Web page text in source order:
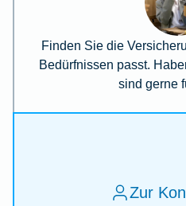
Finden Sie die
Bedürfnissen passt.
sind gerne
Zur